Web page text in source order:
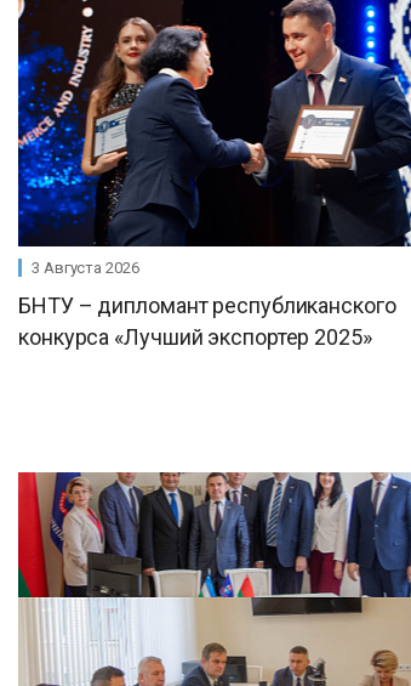
3 Августа 2026
БНТУ – дипломант республиканского
конкурса «Лучший экспортер 2025»